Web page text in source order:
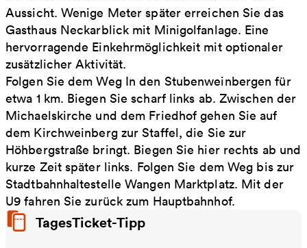
Aussicht. Wenige Meter später erreichen Sie das
Gasthaus Neckarblick mit Minigolfanlage. Eine
hervorragende Einkehrmöglichkeit mit optionaler
zusätzlicher Aktivität.
Folgen Sie dem Weg In den Stubenweinbergen für
etwa 1 km. Biegen Sie scharf links ab. Zwischen der
Michaelskirche und dem Friedhof gehen Sie auf
dem Kirchweinberg zur Staffel, die Sie zur
Höhbergstraße bringt. Biegen Sie hier rechts ab und
kurze Zeit später links. Folgen Sie dem Weg bis zur
Stadtbahnhaltestelle Wangen Marktplatz. Mit der
U9 fahren Sie zurück zum Hauptbahnhof.
TagesTicket-Tipp